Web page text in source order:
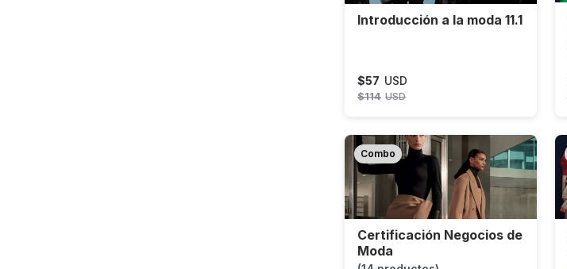
Introducción a la moda 11.1
$57 USD
$114 USD
Combo
Certificación Negocios de
Moda